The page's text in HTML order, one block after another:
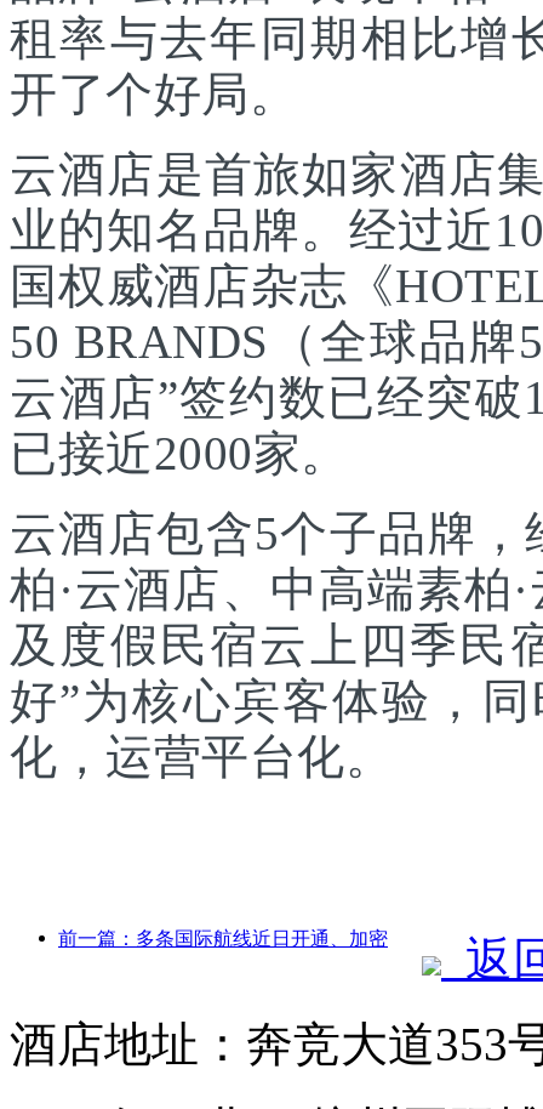
租率与去年同期相比增
开了个好局。
云酒店是首旅如家酒店
业的知名品牌。经过近
国权威酒店杂志《
50 BRANDS（全球品牌
云酒店”签约数已经突破
已接近2000家。
云酒店包含5个子品牌
柏·云酒店、中高端素柏
及度假民宿云上四季民
好”为核心宾客体验，
化，运营平台化。
前一篇：多条国际航线近日开通、加密
返
酒店地址：奔竞大道353